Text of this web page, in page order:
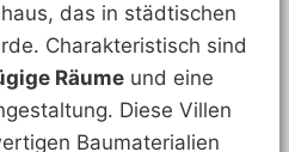
das in städtischen
Charakteristisch sind
Räume und eine
Diese Villen
Baumaterialien